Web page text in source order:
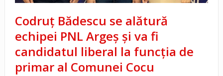
Codruț Bădescu se alătură
echipei PNL Argeș și va fi
candidatul liberal la funcția de
primar al Comunei Cocu